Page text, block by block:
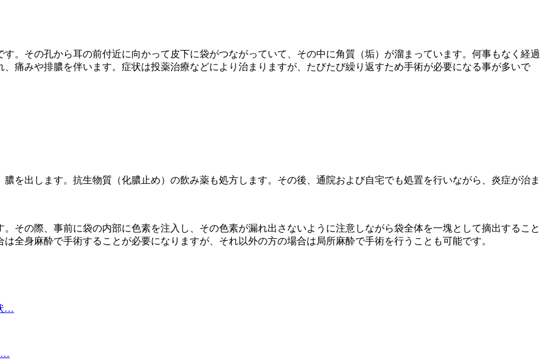
。その孔から耳の前付近に向かって皮下に袋がつながっていて、その中に角質（垢）が溜まっています。何事もなく経過
痛みや排膿を伴います。症状は投薬治療などにより治まりますが、たびたび繰り返すため手術が必要になる事が多いで
を出します。抗生物質（化膿止め）の飲み薬も処方します。その後、通院および自宅でも処置を行いながら、炎症が治ま
その際、事前に袋の内部に色素を注入し、その色素が漏れ出さないように注意しながら袋全体を一塊として摘出すること
全身麻酔で手術することが必要になりますが、それ以外の方の場合は局所麻酔で手術を行うことも可能です。
…
…